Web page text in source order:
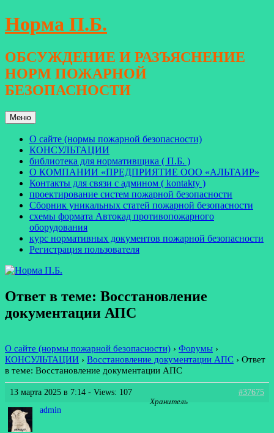
Перейти
к
Норма П.Б.
ОБСУЖДЕНИЕ И РАЗЪЯСНЕНИЕ
НОРМ ПОЖАРНОЙ
БЕЗОПАСНОСТИ
Меню
О сайте (нормы пожарной безопасности)
КОНСУЛЬТАЦИИ
библиотека для нормативщика ( П.Б. )
О КОМПАНИИ «ПРЕДПРИЯТИЕ ООО «АЛЬТАИР»
Контакты для связи с админом ( kontakty )
проектирование систем пожарной безопасности
Сборник уникальных статей пожарной безопасности
схемы формата Автокад противопожарного
оборудования
курс нормативных документов пожарной безопасности
Регистрация пользователя
Ответ в теме: Восстановление
документации АПС
О сайте (нормы пожарной безопасности) › Форумы ›
КОНСУЛЬТАЦИИ › Восстановление документации АПС › Ответ
в теме: Восстановление документации АПС
13 марта 2025 в 7:14 - Views: 107
#37675
admin
Хранитель